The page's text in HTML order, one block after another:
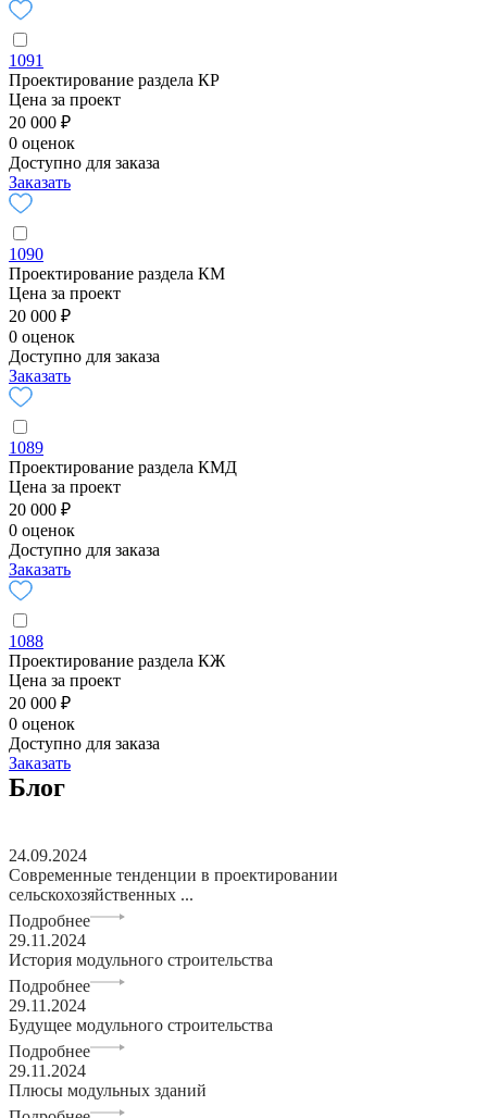
1091
Проектирование раздела КР
Цена за проект
20 000 ₽
0 оценок
Доступно для заказа
Заказать
1090
Проектирование раздела КМ
Цена за проект
20 000 ₽
0 оценок
Доступно для заказа
Заказать
1089
Проектирование раздела КМД
Цена за проект
20 000 ₽
0 оценок
Доступно для заказа
Заказать
1088
Проектирование раздела КЖ
Цена за проект
20 000 ₽
0 оценок
Доступно для заказа
Заказать
Блог
24.09.2024
Современные тенденции в проектировании
сельскохозяйственных ...
Подробнее
29.11.2024
История модульного строительства
Подробнее
29.11.2024
Будущее модульного строительства
Подробнее
29.11.2024
Плюсы модульных зданий